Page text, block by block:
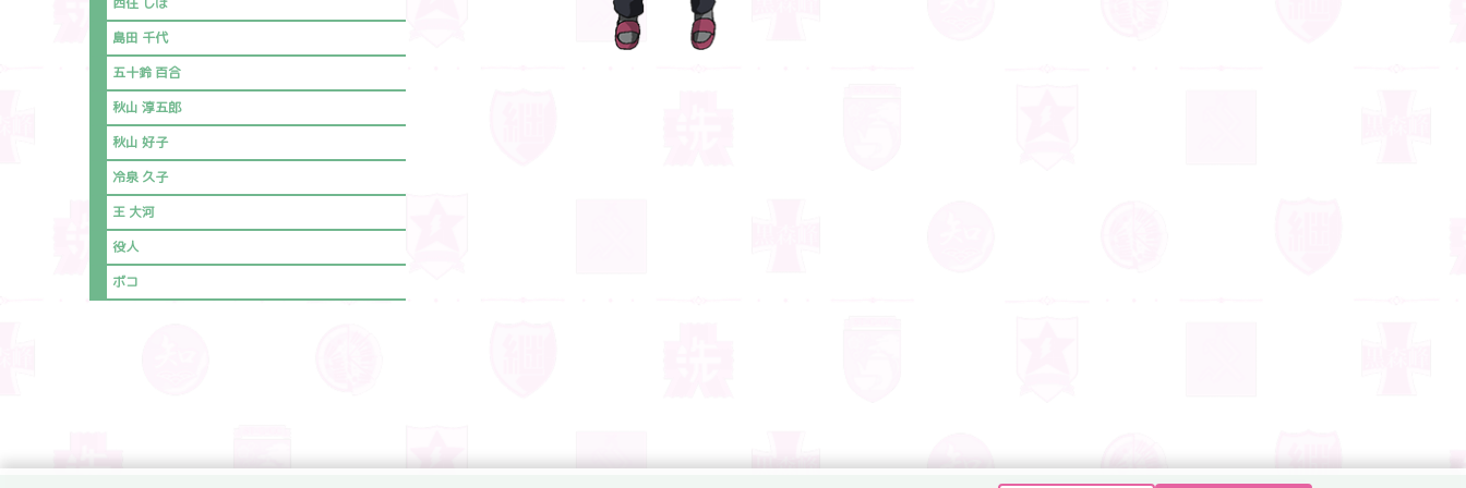
島田 千代
五十鈴 百合
秋山 淳五郎
秋山 好子
冷泉 久子
王 大河
役人
ボコ